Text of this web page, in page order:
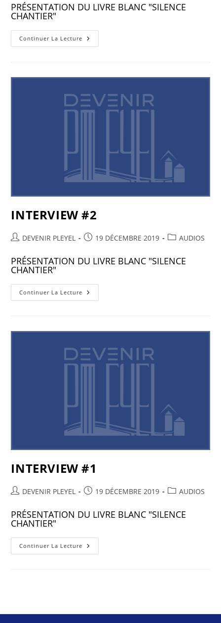
PRÉSENTATION DU LIVRE BLANC "SILENCE
CHANTIER"
Continuer La Lecture
INTERVIEW #2
DEVENIR PLEYEL 19 DÉCEMBRE 2019 AUDIOS
PRÉSENTATION DU LIVRE BLANC "SILENCE
CHANTIER"
Continuer La Lecture
INTERVIEW #1
DEVENIR PLEYEL 19 DÉCEMBRE 2019 AUDIOS
PRÉSENTATION DU LIVRE BLANC "SILENCE
CHANTIER"
Continuer La Lecture